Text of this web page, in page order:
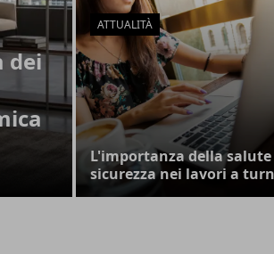
dei
ATTUALITÀ
L'importanza della salute
sicurezza nei lavori a